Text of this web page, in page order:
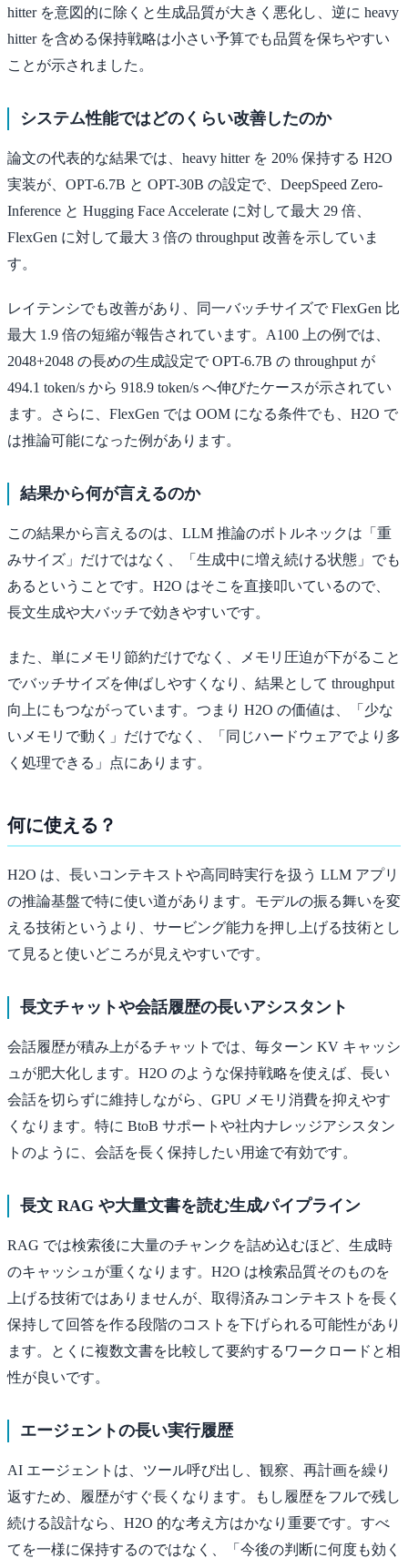
hitter を意図的に除くと生成品質が大きく悪化し、逆に heavy
hitter を含める保持戦略は小さい予算でも品質を保ちやすい
ことが示されました。
システム性能ではどのくらい改善したのか
論文の代表的な結果では、heavy hitter を 20% 保持する H2O
実装が、OPT-6.7B と OPT-30B の設定で、DeepSpeed Zero-
Inference と Hugging Face Accelerate に対して最大 29 倍、
FlexGen に対して最大 3 倍の throughput 改善を示していま
す。
レイテンシでも改善があり、同一バッチサイズで FlexGen 比
最大 1.9 倍の短縮が報告されています。A100 上の例では、
2048+2048 の長めの生成設定で OPT-6.7B の throughput が
494.1 token/s から 918.9 token/s へ伸びたケースが示されてい
ます。さらに、FlexGen では OOM になる条件でも、H2O で
は推論可能になった例があります。
結果から何が言えるのか
この結果から言えるのは、LLM 推論のボトルネックは「重
みサイズ」だけではなく、「生成中に増え続ける状態」でも
あるということです。H2O はそこを直接叩いているので、
長文生成や大バッチで効きやすいです。
また、単にメモリ節約だけでなく、メモリ圧迫が下がること
でバッチサイズを伸ばしやすくなり、結果として throughput
向上にもつながっています。つまり H2O の価値は、「少な
いメモリで動く」だけでなく、「同じハードウェアでより多
く処理できる」点にあります。
何に使える？
H2O は、長いコンテキストや高同時実行を扱う LLM アプリ
の推論基盤で特に使い道があります。モデルの振る舞いを変
える技術というより、サービング能力を押し上げる技術とし
て見ると使いどころが見えやすいです。
長文チャットや会話履歴の長いアシスタント
会話履歴が積み上がるチャットでは、毎ターン KV キャッシ
ュが肥大化します。H2O のような保持戦略を使えば、長い
会話を切らずに維持しながら、GPU メモリ消費を抑えやす
くなります。特に BtoB サポートや社内ナレッジアシスタン
トのように、会話を長く保持したい用途で有効です。
長文 RAG や大量文書を読む生成パイプライン
RAG では検索後に大量のチャンクを詰め込むほど、生成時
のキャッシュが重くなります。H2O は検索品質そのものを
上げる技術ではありませんが、取得済みコンテキストを長く
保持して回答を作る段階のコストを下げられる可能性があり
ます。とくに複数文書を比較して要約するワークロードと相
性が良いです。
エージェントの長い実行履歴
AI エージェントは、ツール呼び出し、観察、再計画を繰り
返すため、履歴がすぐ長くなります。もし履歴をフルで残し
続ける設計なら、H2O 的な考え方はかなり重要です。すべ
てを一様に保持するのではなく、「今後の判断に何度も効く